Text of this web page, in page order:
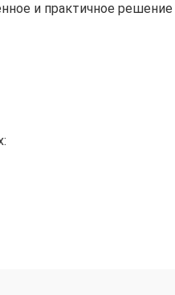
и практичное